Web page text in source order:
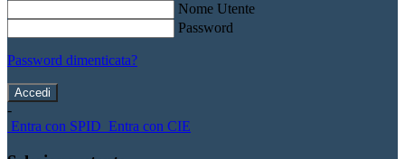
Nome Utente
Password
Password dimenticata?
-
Entra con SPID Entra con CIE